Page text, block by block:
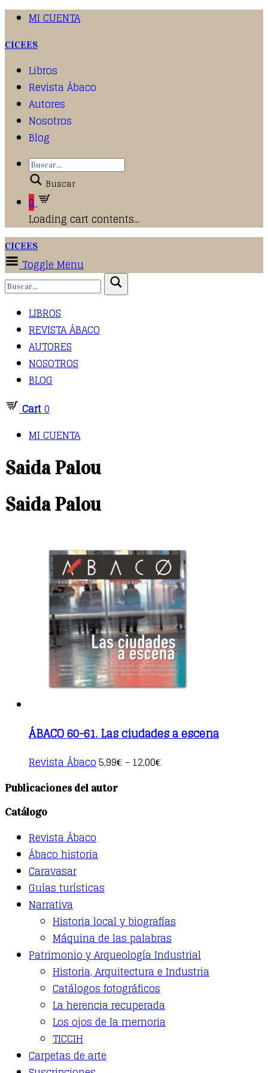
MI CUENTA
CICEES
Libros
Revista Ábaco
Autores
Nosotros
Blog
Buscar
0
Loading cart contents...
CICEES
Toggle Menu
LIBROS
REVISTA ÁBACO
AUTORES
NOSOTROS
BLOG
Cart0
MI CUENTA
Saida Palou
Saida Palou
ÁBACO 60-61. Las ciudades a escena
Revista Ábaco This
product
has
multiple
the
product
5,99€ – 12,00€
Publicaciones del autor
Catálogo
Revista Ábaco
Ábaco historia
Caravasar
Guías turísticas
Narrativa
Historia local y biografías
Máquina de las palabras
Patrimonio y Arqueología Industrial
Historia, Arquitectura e Industria
Catálogos fotográficos
La herencia recuperada
Los ojos de la memoria
TICCIH
Carpetas de arte